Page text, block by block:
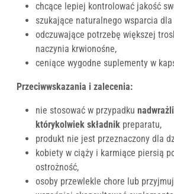
chcące lepiej kontrolować jakość
szukające naturalnego wsparcia dla
odczuwające potrzebę większej
naczynia krwionośne,
ceniące wygodne suplementy w
Przeciwwskazania i zalecenia:
nie stosować w przypadku
którykolwiek składnik preparatu,
produkt nie jest przeznaczony dla
kobiety w ciąży i karmiące piersią
ostrożność,
osoby przewlekle chore lub